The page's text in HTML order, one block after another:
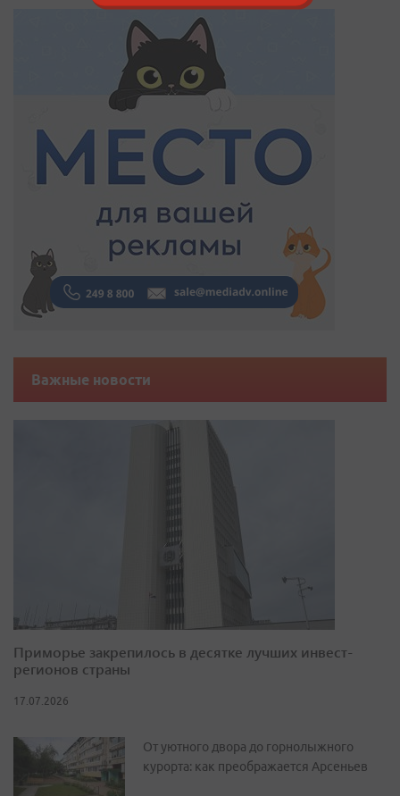
Важные новости
Приморье закрепилось в десятке лучших инвест-
регионов страны
17.07.2026
От уютного двора до горнолыжного
курорта: как преображается Арсеньев